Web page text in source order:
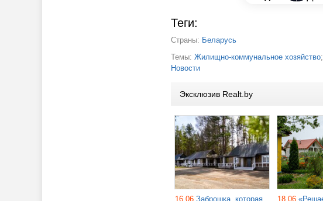
Теги:
Страны: Беларусь
Темы: Жилищно-коммунальное хозяйство;
Новости
Эксклюзив Realt.by
16.06 Заброшка, которая
18.06